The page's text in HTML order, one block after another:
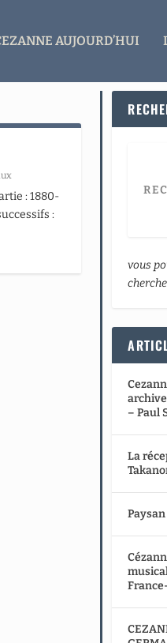
AUJOURD’HUI
: 1880-
:
vous
– Paul
La